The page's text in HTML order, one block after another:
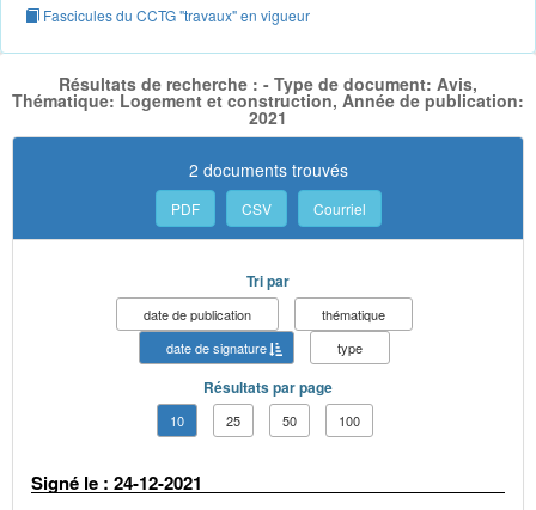
Fascicules du CCTG "travaux" en vigueur
Résultats de recherche : - Type de document: Avis,
Thématique: Logement et construction, Année de publication:
2021
2 documents trouvés
PDF CSV Courriel
Tri par
date de publication
thématique
date de signature
type
Résultats par page
10 25 50 100
Signé le : 24-12-2021